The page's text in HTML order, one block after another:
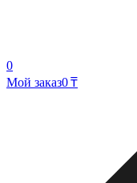
0
Мой заказ0 ₸